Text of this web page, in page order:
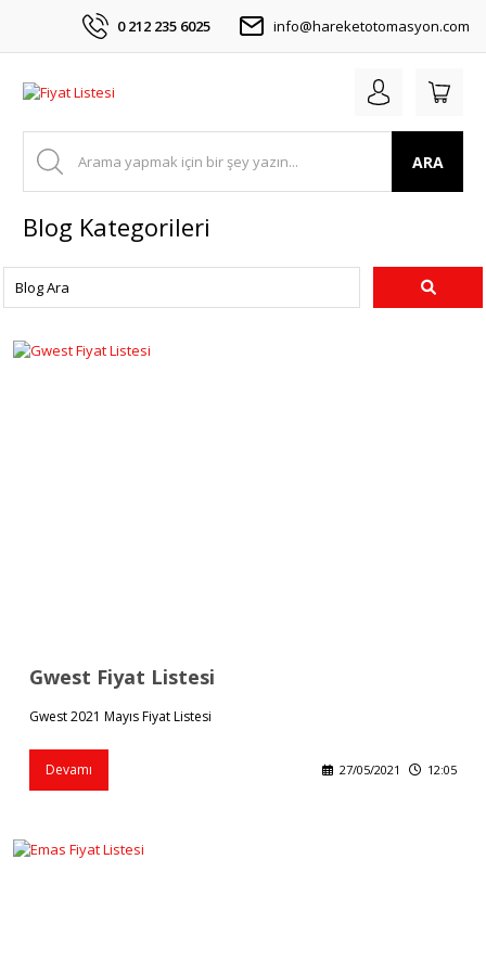
0 212 235 6025 info@hareketotomasyon.com
ARA
Blog Kategorileri
Gwest Fiyat Listesi
Gwest 2021 Mayıs Fiyat Listesi
Devamı 27/05/2021 12:05